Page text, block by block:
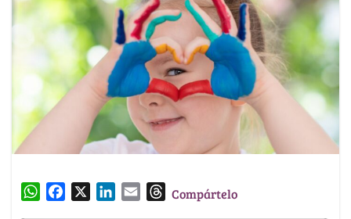
W
TCompártelo